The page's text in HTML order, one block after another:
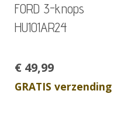
FORD 3-knops
HU101AR24
€ 49,99
GRATIS verzending